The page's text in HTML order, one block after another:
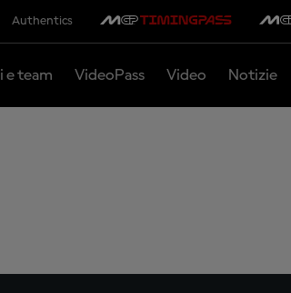
Authentics
e team VideoPass Video Notizie